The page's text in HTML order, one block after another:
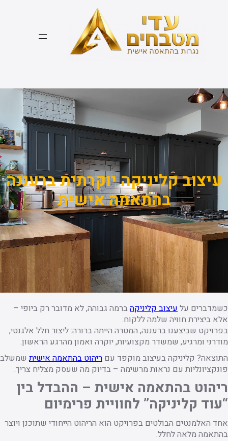
עיצוב קליניקה יוקרתית ברעננה
בהתאמה אישית
כשמדברים עלעיצוב קליניקהברמה גבוהה, לא מדובר רק ביופי –
אלא ביצירת חוויה שלמה ללקוח.
בפרויקט שביצענו ברעננה, המטרה הייתה ברורה: ליצור חלל אלגנטי,
מודרני ומרגיע, שמשדר מקצועיות, יוקרה ואמון מהרגע הראשון.
התוצאה? קליניקה בעיצוב מוקפד עם ריהוט בהתאמה אישיתשמשלב
פונקציונליות עם נראות מרשימה – בדיוק מה שעסק מצליח צריך.
ריהוט בהתאמה אישית – ההבדל בין
“עוד קליניקה” לחוויית פרימיום
אחד האלמנטים הבולטים בפרויקט הוא הריהוט הייחודי שתוכנן ויוצר
בהתאמה מלאה לחלל.